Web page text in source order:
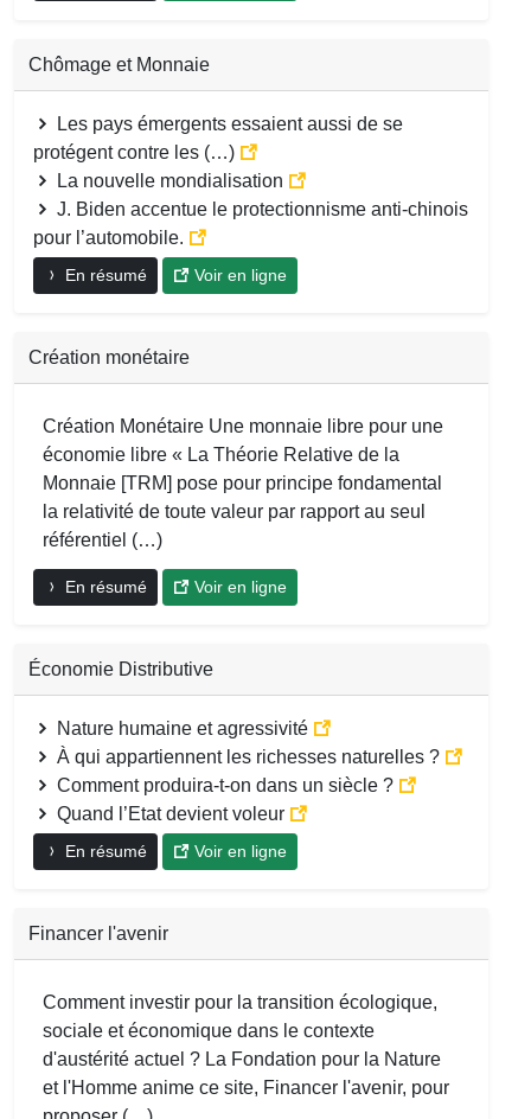
Chômage et Monnaie
Les pays émergents essaient aussi de se
protégent contre les (…)
La nouvelle mondialisation
J. Biden accentue le protectionnisme anti-chinois
pour l’automobile.
En résumé Voir en ligne
Création monétaire
Création Monétaire Une monnaie libre pour une
économie libre « La Théorie Relative de la
Monnaie [TRM] pose pour principe fondamental
la relativité de toute valeur par rapport au seul
référentiel (…)
En résumé Voir en ligne
Économie Distributive
Nature humaine et agressivité
À qui appartiennent les richesses naturelles ?
Comment produira-t-on dans un siècle ?
Quand l’Etat devient voleur
En résumé Voir en ligne
Financer l'avenir
Comment investir pour la transition écologique,
sociale et économique dans le contexte
d'austérité actuel ? La Fondation pour la Nature
et l'Homme anime ce site, Financer l'avenir, pour